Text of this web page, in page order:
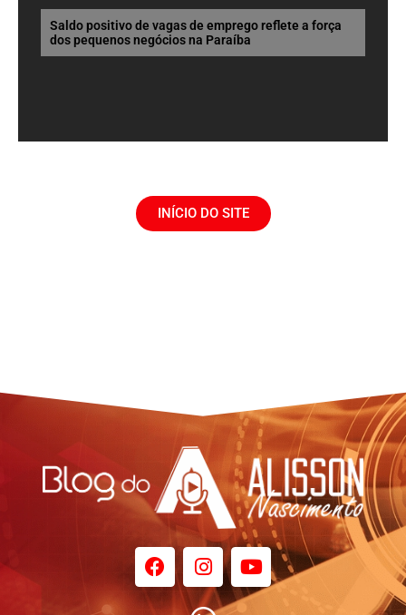
Saldo positivo de vagas de emprego reflete a força
dos pequenos negócios na Paraíba
INÍCIO DO SITE